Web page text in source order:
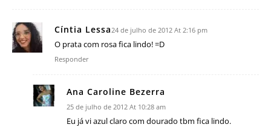
Cíntia Lessa 24 de julho de 2012 At 2:16 pm
O prata com rosa fica lindo! =D
Responder
Ana Caroline Bezerra
25 de julho de 2012 At 10:28 am
Eu já vi azul claro com dourado tbm fica lindo.